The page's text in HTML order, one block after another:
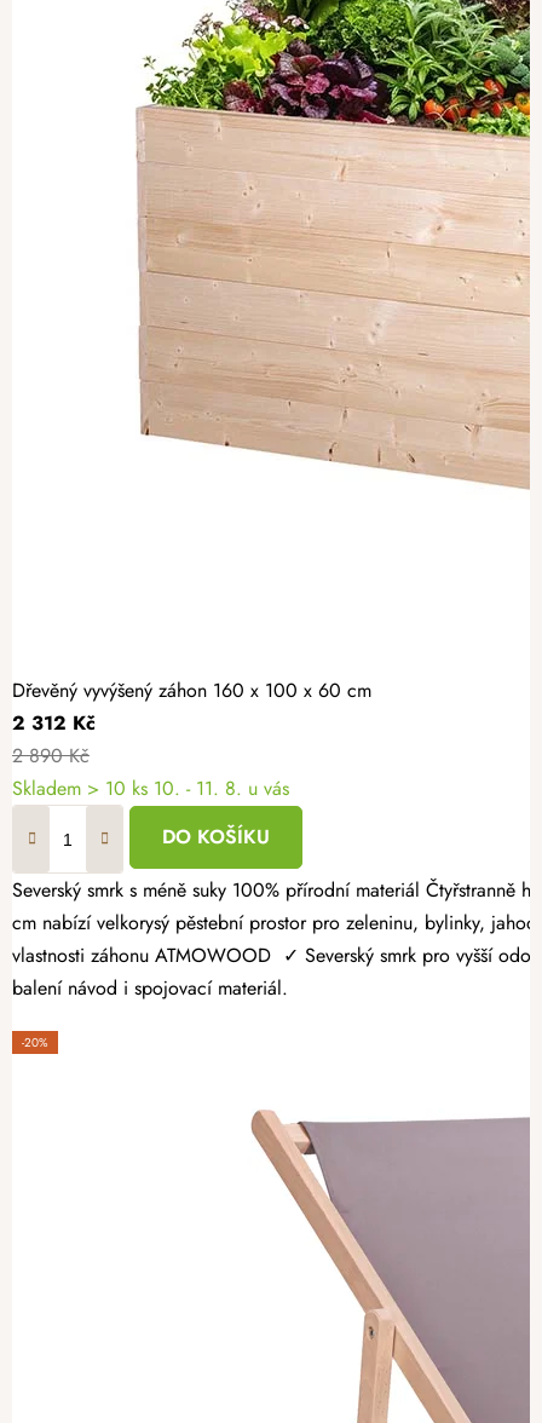
Dřevěný vyvýšený záhon 160 x 100 x 60 cm
2 312 Kč
2 890 Kč
Skladem > 10 ks 10. - 11. 8. u vás
DO KOŠÍKU
Severský smrk s méně suky 100% přírodní materiál Čtyřstranně hoblovaný masiv Dopřejte si radost z vlastní úrody a vytvořte si zahrádku přesně podle svých představ. Dřevěný vyvýšený záhon 160 × 100 × 60
cm nabízí velkorysý pěstební prostor pro zeleninu, bylinky,
vlastnosti záhonu ATMOWOOD ✓ Severský smrk pro vyšší
balení návod i spojovací materiál.
-20%